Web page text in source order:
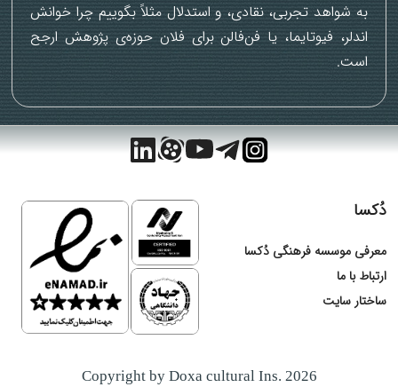
به شواهد تجربی، نقادی، و استدلال مثلاً بگوییم چرا خوانش
اندلر، فیوتایما، یا فن‌فالن برای فلان حوزه‌ی پژوهش ارجح
است.
پاسخگویی واتس‌اپ
دُکسا
معرفی موسسه فرهنگی دُکسا
ارتباط با ما
ساختار سایت
Copyright by Doxa cultural Ins. 2026